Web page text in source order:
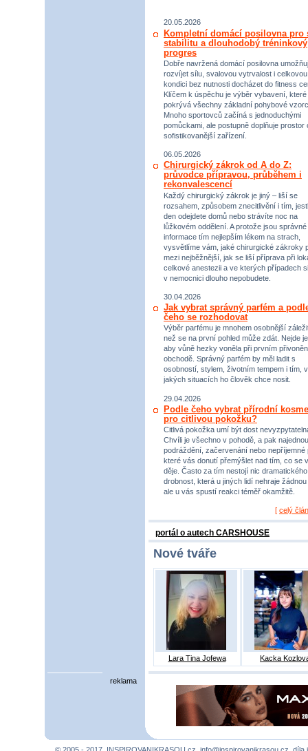
20.05.2026
Kompletní domácí posilovna pro
stabilitu a dlouhodobý tréninkový
progres
Dobře navržená domácí posilovna
rozvíjet sílu, svalovou vytrvalost i celkovou
kondici bez nutnosti docházet do fitness
Klíčem k úspěchu je výběr vybavení, které
pokrývá všechny základní pohybové
Mnoho sportovců začíná s jednoduchými
pomůckami, ale postupně doplňuje prostor
sofistikovanější zařízení.
06.05.2026
Chirurgický zákrok od A do Z:
průvodce přípravou, průběhem i
rekonvalescencí
Každý chirurgický zákrok je jiný – liší se
rozsahem, způsobem znecitlivění i tím,
den odejdete domů nebo strávíte noc na
lůžkovém oddělení. A protože jsou správné
informace tím nejlepším lékem na strach,
vysvětlíme vám, jaké chirurgické zákroky
mezi nejběžnější, jak se liší příprava při
celkové anestezii a ve kterých případech si
v nemocnici dlouho nepobudete.
30.04.2026
Jak vybrat správný parfém a
čeho se rozhodovat
Výběr parfému je mnohem osobnější
než se na první pohled může zdát. Nejde
aby vůně hezky voněla při prvním
obchodě. Správný parfém by měl ladit s
osobností, stylem, životním tempem i tím, v
jakých situacích ho člověk chce nosit.
29.04.2026
Podle čeho vybrat přírodní
pro citlivou pokožku?
Citlivá pokožka umí být dost
Chvíli je všechno v pohodě, a pak
podráždění, začervenání nebo nepříjemné
které vás donutí přemýšlet nad tím, co se
děje. Často za tím nestojí nic
drobnost, která u jiných lidí nehraje žádnou
ale u vás spustí reakci téměř okamžitě.
[ celý
portál o autech CARSHOUSE
Nové tváře
Lara Tina Jofewa Kacka
reklama